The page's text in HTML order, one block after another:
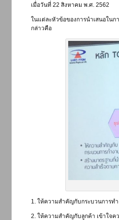
เมื่อวันที่ 22 สิงหาคม พ.ศ. 2562
ในแต่ละหัวข้อของการนำเสนอใน
กล่าวคือ
1. ให้ความสำคัญกับกระบวนการท
2. ให้ความสำคัญกับลูกค้า เข้าใจ